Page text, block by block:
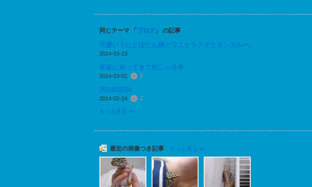
同じテーマ 「 ブログ」 の記事
可愛いうにとぼたん鍋とワニとラクダとカンガルー。
2014-03-23
実家に戻ってきて約二ヶ月半
2014-03-01 5
2014/02/24
2014-02-24 2
もっと見る >>
最近の画像つき記事 もっと見る >>